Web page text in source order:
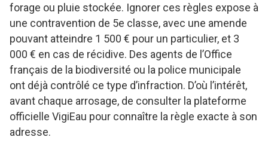
forage ou pluie stockée. Ignorer ces règles expose à
une contravention de 5e classe, avec une amende
pouvant atteindre 1 500 € pour un particulier, et 3
000 € en cas de récidive. Des agents de l’Office
français de la biodiversité ou la police municipale
ont déjà contrôlé ce type d’infraction. D’où l’intérêt,
avant chaque arrosage, de consulter la plateforme
officielle VigiEau pour connaître la règle exacte à son
adresse.